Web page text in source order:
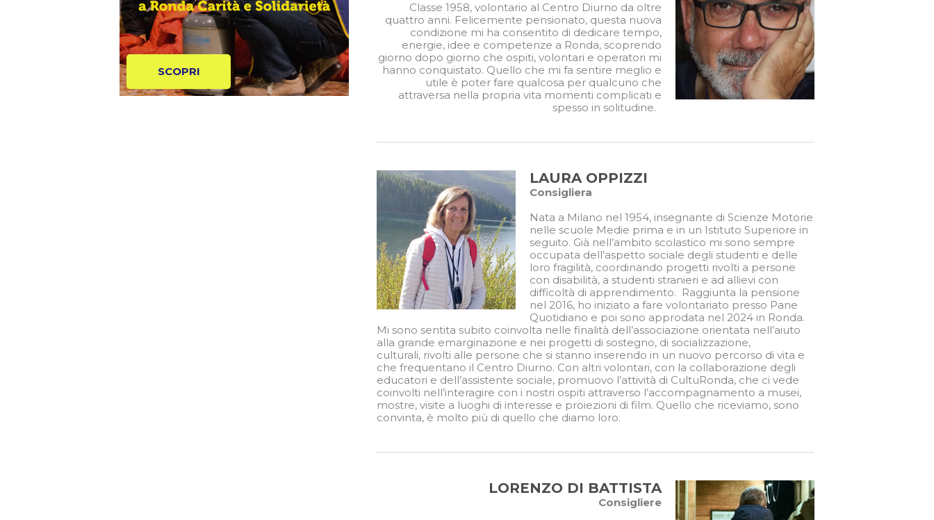
SCOPRI
Classe 1958, volontario al Centro Diurno da oltre
quattro anni. Felicemente pensionato, questa nuova
condizione mi ha consentito di dedicare tempo,
energie, idee e competenze a Ronda, scoprendo
giorno dopo giorno che ospiti, volontari e operatori mi
hanno conquistato. Quello che mi fa sentire meglio e
utile è poter fare qualcosa per qualcuno che
attraversa nella propria vita momenti complicati e
spesso in solitudine.
LAURA OPPIZZI
Consigliera
Nata a Milano nel 1954, insegnante di Scienze Motorie
nelle scuole Medie prima e in un Istituto Superiore in
seguito. Già nell’ambito scolastico mi sono sempre
occupata dell’aspetto sociale degli studenti e delle
loro fragilità, coordinando progetti rivolti a persone
con disabilità, a studenti stranieri e ad allievi con
difficoltà di apprendimento. Raggiunta la pensione
nel 2016, ho iniziato a fare volontariato presso Pane
Quotidiano e poi sono approdata nel 2024 in Ronda.
Mi sono sentita subito coinvolta nelle finalità dell’associazione orientata nell’aiuto
alla grande emarginazione e nei progetti di sostegno, di socializzazione,
culturali, rivolti alle persone che si stanno inserendo in un nuovo percorso di vita e
che frequentano il Centro Diurno. Con altri volontari, con la collaborazione degli
educatori e dell’assistente sociale, promuovo l’attività di CultuRonda, che ci vede
coinvolti nell’interagire con i nostri ospiti attraverso l’accompagnamento a musei,
mostre, visite a luoghi di interesse e proiezioni di film. Quello che riceviamo, sono
convinta, è molto più di quello che diamo loro.
LORENZO DI BATTISTA
Consigliere